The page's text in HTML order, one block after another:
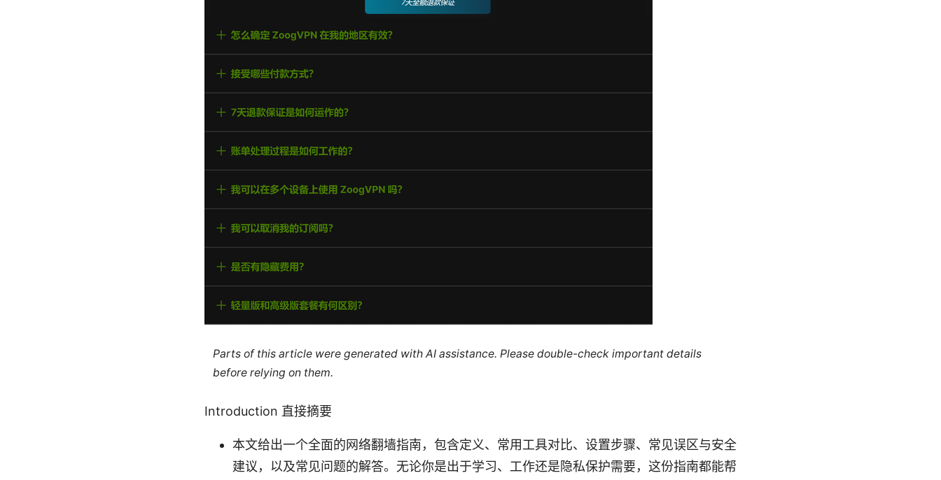
Parts of this article were generated with AI assistance. Please double-check important details
before relying on them.
Introduction 直接摘要
本文给出一个全面的网络翻墙指南，包含定义、常用工具对比、设置步骤、常见误区与安全
建议，以及常见问题的解答。无论你是出于学习、工作还是隐私保护需要，这份指南都能帮